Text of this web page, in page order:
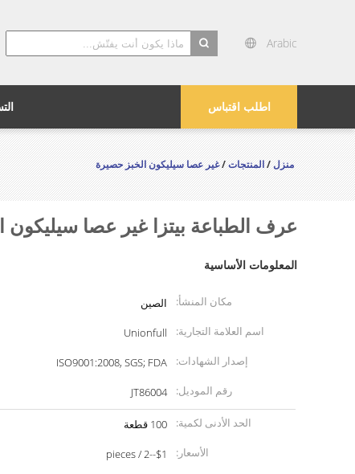
Arabic
اطلب اقتباس
منزل/المنتجات/غير عصا سيليكون الخبز حصيرة
عرف الطباعة بيتزا غير عصا سيليكون
المعلومات الأساسية
مكان المنشأ:
الصين
اسم العلامة التجارية:
Unionfull
إصدار الشهادات:
ISO9001:2008, SGS; FDA
رقم الموديل:
JT86004
الحد الأدنى لكمية:
100 قطعة
الأسعار:
$1--2 / pieces